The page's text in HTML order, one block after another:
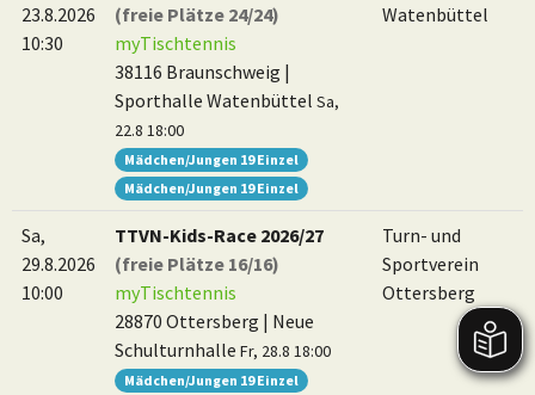
23.8.2026
10:30
(freie Plätze 24/24)
myTischtennis
38116 Braunschweig |
Sporthalle Watenbüttel Sa,
22.8 18:00
Mädchen/Jungen 19 Einzel
Mädchen/Jungen 19 Einzel
Watenbüttel
Sa,
29.8.2026
10:00
TTVN-Kids-Race 2026/27
(freie Plätze 16/16)
myTischtennis
28870 Ottersberg | Neue
Schulturnhalle Fr, 28.8 18:00
Mädchen/Jungen 19 Einzel
Turn- und
Sportverein
Ottersberg